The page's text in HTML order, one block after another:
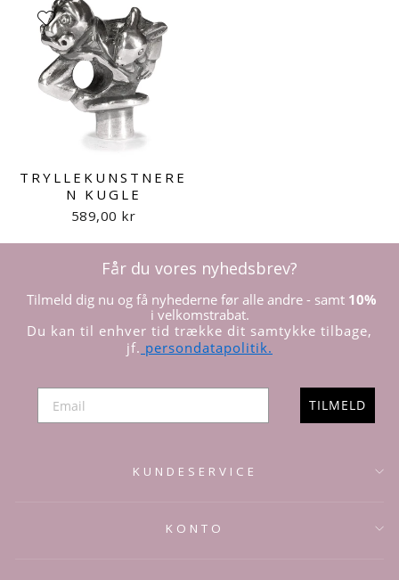
TRYLLEKUNSTNERE
N KUGLE
589,00 kr
Får du vores nyhedsbrev?
Tilmeld dig nu og få nyhederne før alle andre - samt 10%
i velkomstrabat.
Du kan til enhver tid trække dit samtykke tilbage,
jf. persondatapolitik.
TILMELD
KUNDESERVICE
KONTO